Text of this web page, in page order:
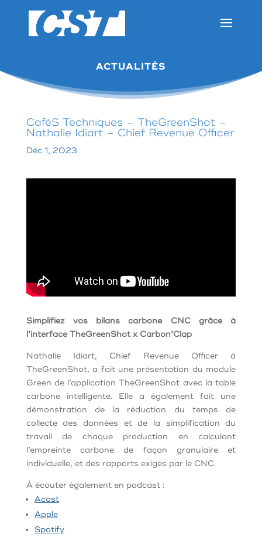
ACTUALITÉS
CaféS Techniques – TheGreenShot –
Nathalie Idiart – Chief Revenue Officer
Déc 1, 2023
Simplifiez vos bilans carbone CNC grâce à
l’interface TheGreenShot x Carbon’Clap
Nathalie Idiart, Chief Revenue Officer à
TheGreenShot, a fait une présentation du module
Green de l’application TheGreenShot avec la table
carbone intelligente. Elle a également fait une
démonstration de la réduction du temps de
collecte des données et de la simplification du
travail de chaque production en calculant
l’empreinte carbone de façon granulaire et
individuelle, et des rapports exigés par le CNC.
À écouter également en podcast :
Acast
Apple
Spotify